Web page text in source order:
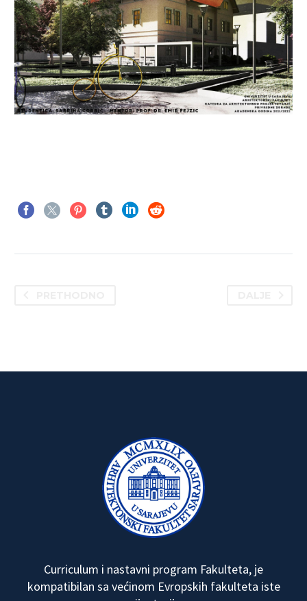
Curriculum i nastavni program Fakulteta, je
kompatibilan sa većinom Evropskih fakulteta iste